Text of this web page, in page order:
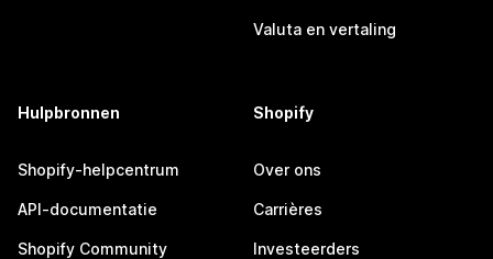
Valuta en vertaling
Hulpbronnen
Shopify-helpcentrum
API-documentatie
Shopify Community
Shopify
Over ons
Carrières
Investeerders